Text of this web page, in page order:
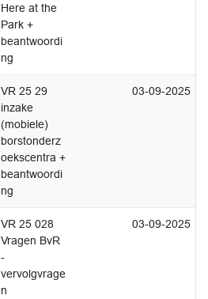
Here at the
Park +
beantwoordi
ng
VR 25 29
inzake
(mobiele)
borstonderz
oekscentra +
beantwoordi
ng
03-09-2025
VR 25 028
Vragen BvR
-
vervolgvrage
n
03-09-2025